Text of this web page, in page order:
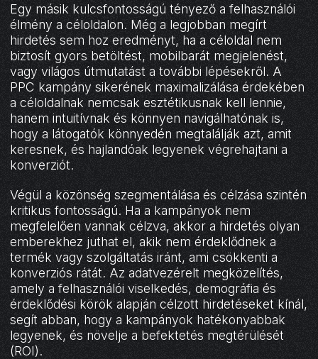
Egy másik kulcsfontosságú tényező a felhasználói
élmény a céloldalon. Még a legjobban megírt
hirdetés sem hoz eredményt, ha a céloldal nem
biztosít gyors betöltést, mobilbarát megjelenést,
vagy világos útmutatást a további lépésekről. A
PPC kampány sikerének maximalizálása érdekében
a céloldalnak nemcsak esztétikusnak kell lennie,
hanem intuitívnak és könnyen navigálhatónak is,
hogy a látogatók könnyedén megtalálják azt, amit
keresnek, és hajlandóak legyenek végrehajtani a
konverziót.
Végül a közönség szegmentálása és célzása szintén
kritikus fontosságú. Ha a kampányok nem
megfelelően vannak célzva, akkor a hirdetés olyan
emberekhez juthat el, akik nem érdeklődnek a
termék vagy szolgáltatás iránt, ami csökkenti a
konverziós rátát. Az adatvezérelt megközelítés,
amely a felhasználói viselkedés, demográfia és
érdeklődési körök alapján célzott hirdetéseket kínál,
segít abban, hogy a kampányok hatékonyabbak
legyenek, és növelje a befektetés megtérülését
(ROI).